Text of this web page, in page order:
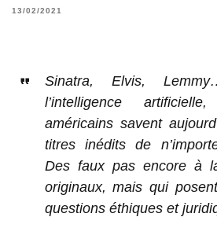
13/02/2021
Sinatra, Elvis,
l’intelligence
américains savent
titres inédits de
Des faux pas encore à
originaux, mais qui
questions éthiques et